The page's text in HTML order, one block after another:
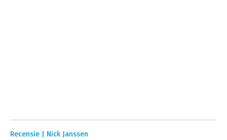
Recensie | Nick Janssen